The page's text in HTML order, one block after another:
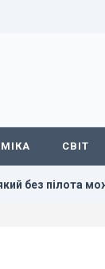
СВІТ
може